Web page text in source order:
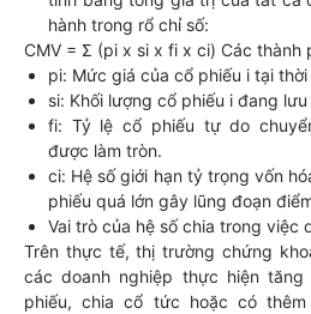
hành trong rổ chỉ số:
CMV = Σ (pi x si x fi x ci) Các thành
pi: Mức giá của cổ phiếu i tại
si: Khối lượng cổ phiếu i đang
fi: Tỷ lệ cổ phiếu tự do
được làm tròn.
ci: Hệ số giới hạn tỷ trọng vốn
phiếu quá lớn gây lũng đoạn
Vai trò của hệ số chia trong việc
Trên thực tế, thị trường chứng
các doanh nghiệp thực hiện
phiếu, chia cổ tức hoặc có thêm